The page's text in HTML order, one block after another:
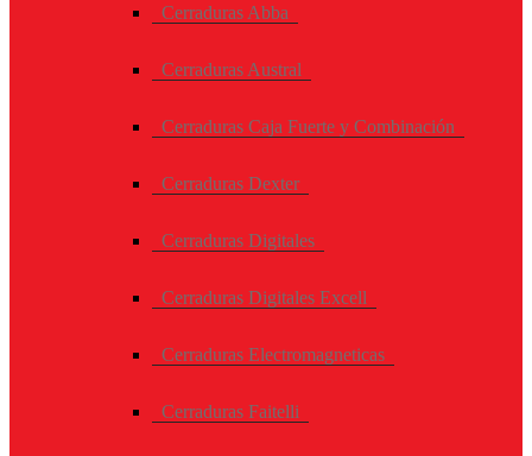
Cerraduras Abba
Cerraduras Austral
Cerraduras Caja Fuerte y Combinación
Cerraduras Dexter
Cerraduras Digitales
Cerraduras Digitales Excell
Cerraduras Electromagneticas
Cerraduras Faitelli